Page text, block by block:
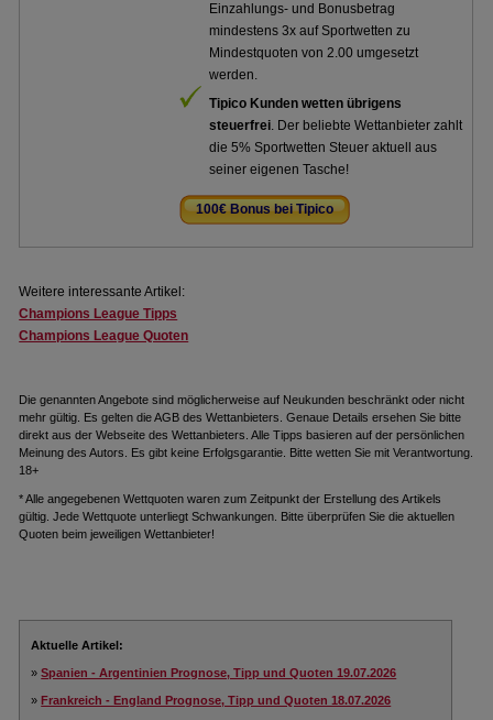
Einzahlungs- und Bonusbetrag
mindestens 3x auf Sportwetten zu
Mindestquoten von 2.00 umgesetzt
werden.
Tipico Kunden wetten übrigens
steuerfrei. Der beliebte Wettanbieter zahlt
die 5% Sportwetten Steuer aktuell aus
seiner eigenen Tasche!
100€ Bonus bei Tipico
Weitere interessante Artikel:
Champions League Tipps
Champions League Quoten
Die genannten Angebote sind möglicherweise auf Neukunden beschränkt oder nicht
mehr gültig. Es gelten die AGB des Wettanbieters. Genaue Details ersehen Sie bitte
direkt aus der Webseite des Wettanbieters. Alle Tipps basieren auf der persönlichen
Meinung des Autors. Es gibt keine Erfolgsgarantie. Bitte wetten Sie mit Verantwortung.
18+
* Alle angegebenen Wettquoten waren zum Zeitpunkt der Erstellung des Artikels
gültig. Jede Wettquote unterliegt Schwankungen. Bitte überprüfen Sie die aktuellen
Quoten beim jeweiligen Wettanbieter!
Aktuelle Artikel:
»Spanien - Argentinien Prognose, Tipp und Quoten 19.07.2026
»Frankreich - England Prognose, Tipp und Quoten 18.07.2026